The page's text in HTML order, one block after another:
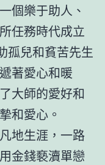
個樂于助人、
任務時代成立
孤兒和貧苦先生
著愛心和暖
大師的愛好和
和愛心。
地生涯，一路
金錢褻瀆單戀